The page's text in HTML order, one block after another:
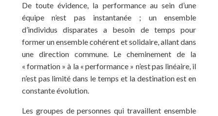
De toute évidence, la performance au sein d’une
équipe n’est pas instantanée ; un ensemble
d’individus disparates a besoin de temps pour
former un ensemble cohérent et solidaire, allant dans
une direction commune. Le cheminement de la
« formation » à la « performance » n’est pas linéaire, il
n’est pas limité dans le temps et la destination est en
constante évolution.
Les groupes de personnes qui travaillent ensemble